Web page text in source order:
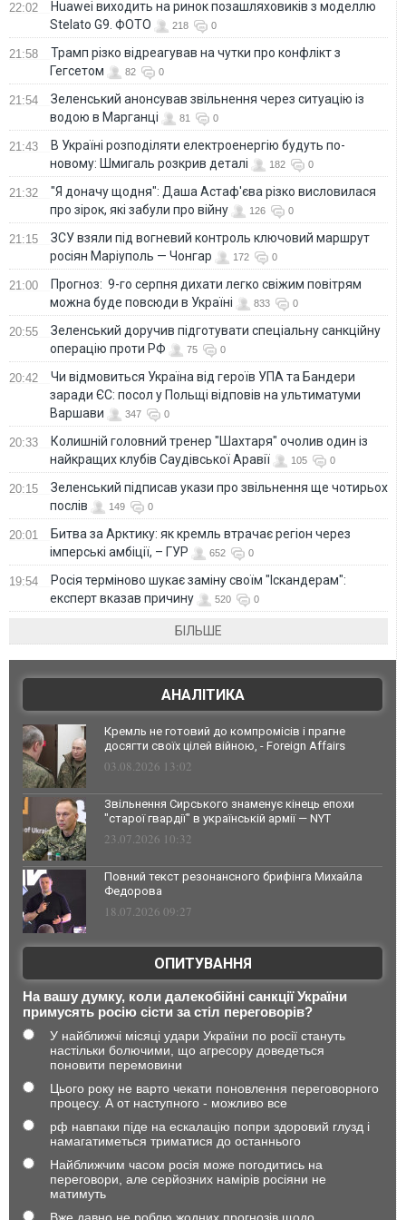
22:02
Huawei виходить на ринок позашляховиків з моделлю
Stelato G9. ФОТО
218 0
21:58
Трамп різко відреагував на чутки про конфлікт з
Гегсетом
82 0
21:54
Зеленський анонсував звільнення через ситуацію із
водою в Марганці
81 0
21:43
В Україні розподіляти електроенергію будуть по-
новому: Шмигаль розкрив деталі
182 0
21:32
"Я доначу щодня": Даша Астаф'єва різко висловилася
про зірок, які забули про війну
126 0
21:15
ЗСУ взяли під вогневий контроль ключовий маршрут
росіян Маріуполь — Чонгар
172 0
21:00
Прогноз: 9-го серпня дихати легко свіжим повітрям
можна буде повсюди в Україні
833 0
20:55
Зеленський доручив підготувати спеціальну санкційну
операцію проти РФ
75 0
20:42
Чи відмовиться Україна від героїв УПА та Бандери
заради ЄС: посол у Польщі відповів на ультиматуми
Варшави
347 0
20:33
Колишній головний тренер "Шахтаря" очолив один із
найкращих клубів Саудівської Аравії
105 0
20:15
Зеленський підписав укази про звільнення ще чотирьох
послів
149 0
20:01
Битва за Арктику: як кремль втрачає регіон через
імперські амбіції, – ГУР
652 0
19:54
Росія терміново шукає заміну своїм "Іскандерам":
експерт вказав причину
520 0
БІЛЬШЕ
АНАЛІТИКА
Кремль не готовий до компромісів і прагне
досягти своїх цілей війною, - Foreign Affairs
03.08.2026 13:02
Звільнення Сирського знаменує кінець епохи
"старої гвардії" в українській армії — NYT
23.07.2026 10:32
Повний текст резонансного брифінга Михайла
Федорова
18.07.2026 09:27
ОПИТУВАННЯ
На вашу думку, коли далекобійні санкції України
примусять росію сісти за стіл переговорів?
У найближчі місяці удари України по росії стануть
настільки болючими, що агресору доведеться
поновити перемовини
Цього року не варто чекати поновлення переговорного
процесу. А от наступного - можливо все
рф навпаки піде на ескалацію попри здоровий глузд і
намагатиметься триматися до останнього
Найближчим часом росія може погодитись на
переговори, але серйозних намірів росіяни не
матимуть